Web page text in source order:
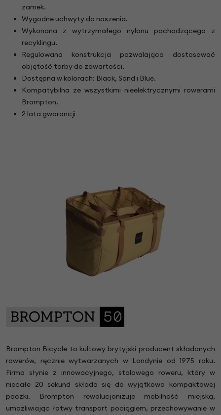
zamek.
Wygodne uchwyty do noszenia.
Wykonana z wytrzymałego nylonu pochodzącego z
recyklingu.
Regulowana konstrukcja pozwalająca dostosować
objętość torby do zawartości.
Dostępna w kolorach: Black, Sand i Blue.
Kompatybilna ze wszystkimi nieelektrycznymi rowerami
Brompton.
2 lata gwarancji
Brompton Bicycle to kultowy brytyjski producent składanych
rowerów, ręcznie wytwarzanych w Londynie od 1975 roku.
Firma słynie z innowacyjnego, stalowego roweru, który w
niecałe 20 sekund składa się do wyjątkowo kompaktowej
paczki. Brompton rewolucjonizuje mobilność miejską,
umożliwiając łatwy transport pociągiem, przechowywanie w